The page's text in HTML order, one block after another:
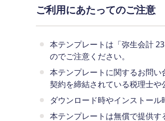
ご利用にあたってのご注意
本テンプレートは「弥生会計
のでご注意ください。
本テンプレートに関するお問
契約を締結されている税理士や
ダウンロード時やインストー
本テンプレートは無償で提供す